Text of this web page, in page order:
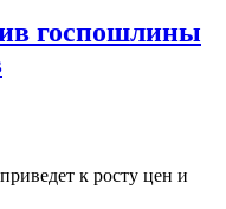
госпошлины
к росту цен и